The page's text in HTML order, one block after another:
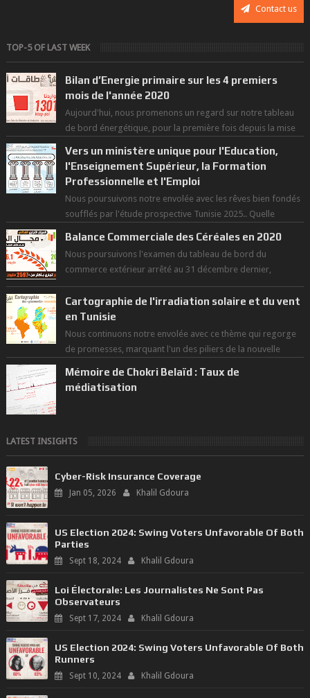
Contact us
TOP-5 OF LAST WEEK
Bilan d’Energie primaire sur les 4 premiers
mois de l'année 2020
Aujourd'hui, nous promenons un regard sur notre tableau
de bord énergétique, pour la première fois depuis la mise
Vers un ministère unique pour l'Education,
l'Enseignement Supérieur, la Formation
Professionnelle et l'Emploi
Nous poursuivons notre envolée avec les rêves bien fondés
soufflés par l'étude prospective Tunisie 2025.. Quelle
Balance Commerciale des Céréales en 2020
Nous poursuivons l'examen du tableau de bord du
commerce extérieur arrêté au 31 décembre dernier,
rendant compte de nos prouesses et man...
Cartographie de l'irradiation solaire et du vent
en Tunisie
Nous continuons notre envolée avec ce thème qui regorge
de promesses, marquant l'un des piliers de la nouvelle
Mémoire de Chokri Belaïd : Taux de
médiatisation
LATEST INSIGHTS
Cyber-Risk Insurance Coverage
Jan 05, 2026 Khalil Gdoura
US Election 2024: Swing Voters Unfavorable Of Both
Parties
Sept 18, 2024 Khalil Gdoura
Loi Électorale: Les Journalistes Ne Sont Pas
Observateurs
Sept 17, 2024 Khalil Gdoura
US Election 2024: Swing Voters Unfavorable Of Both
Runners
Sept 10, 2024 Khalil Gdoura